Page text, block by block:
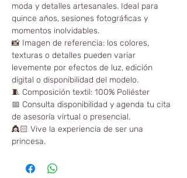
moda y detalles artesanales. Ideal para
quince años, sesiones fotográficas y
momentos inolvidables.
📸 Imagen de referencia: los colores,
texturas o detalles pueden variar
levemente por efectos de luz, edición
digital o disponibilidad del modelo.
🧵 Composición textil: 100% Poliéster
📅 Consulta disponibilidad y agenda tu cita
de asesoría virtual o presencial.
👸🏻 Vive la experiencia de ser una
princesa.